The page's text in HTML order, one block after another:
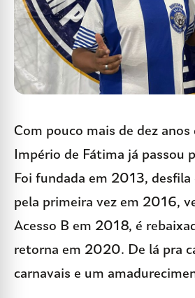
Com pouco mais de dez anos
Império de Fátima já passou
Foi fundada em 2013, desfila
pela primeira vez em 2016,
Acesso B em 2018, é
retorna em 2020. De lá pra
carnavais e um